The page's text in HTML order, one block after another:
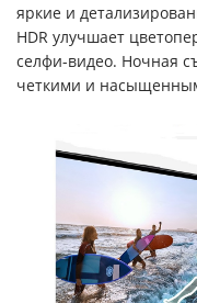
яркие и
HDR улучшает
селфи-видео. Ночная
четкими и